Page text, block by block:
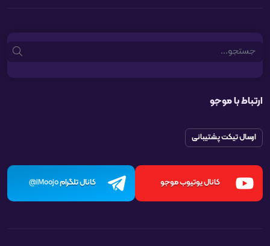
Search
ارتباط با موجو
ارسال تیکت پشتیبانی
کانال یوتیوب موجو کانال تلگرامiMoojo@